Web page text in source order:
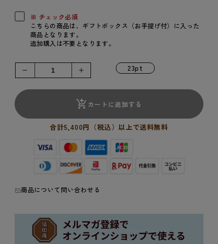
※ チェック必須
こちらの商品は、ギフトボックス（お手提げ付）に入った
商品となります。
追加購入は不要となります。
猿
田
バ
グ
種
猿
田
彦
珈
琲
ド
リ
ッ
バ
グ
2
種
23pt
カートに追加する
合計5,400円（税込）以上で送料無料
商品について問い合わせる